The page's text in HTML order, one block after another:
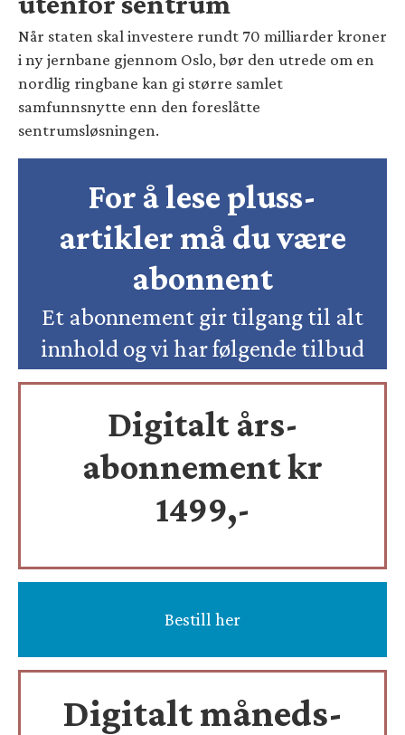
Når staten skal investere rundt 70 milliarder kroner
i ny jernbane gjennom Oslo, bør den utrede om en
nordlig ringbane kan gi større samlet
samfunnsnytte enn den foreslåtte
sentrumsløsningen.
For å lese pluss-
artikler må du være
abonnent
Et abonnement gir tilgang til alt
innhold og vi har følgende tilbud
Digitalt års-
abonnement kr
1499,-
Bestill her
Digitalt måneds-